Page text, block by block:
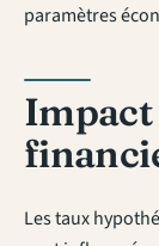
paramètres
Impact
Les taux